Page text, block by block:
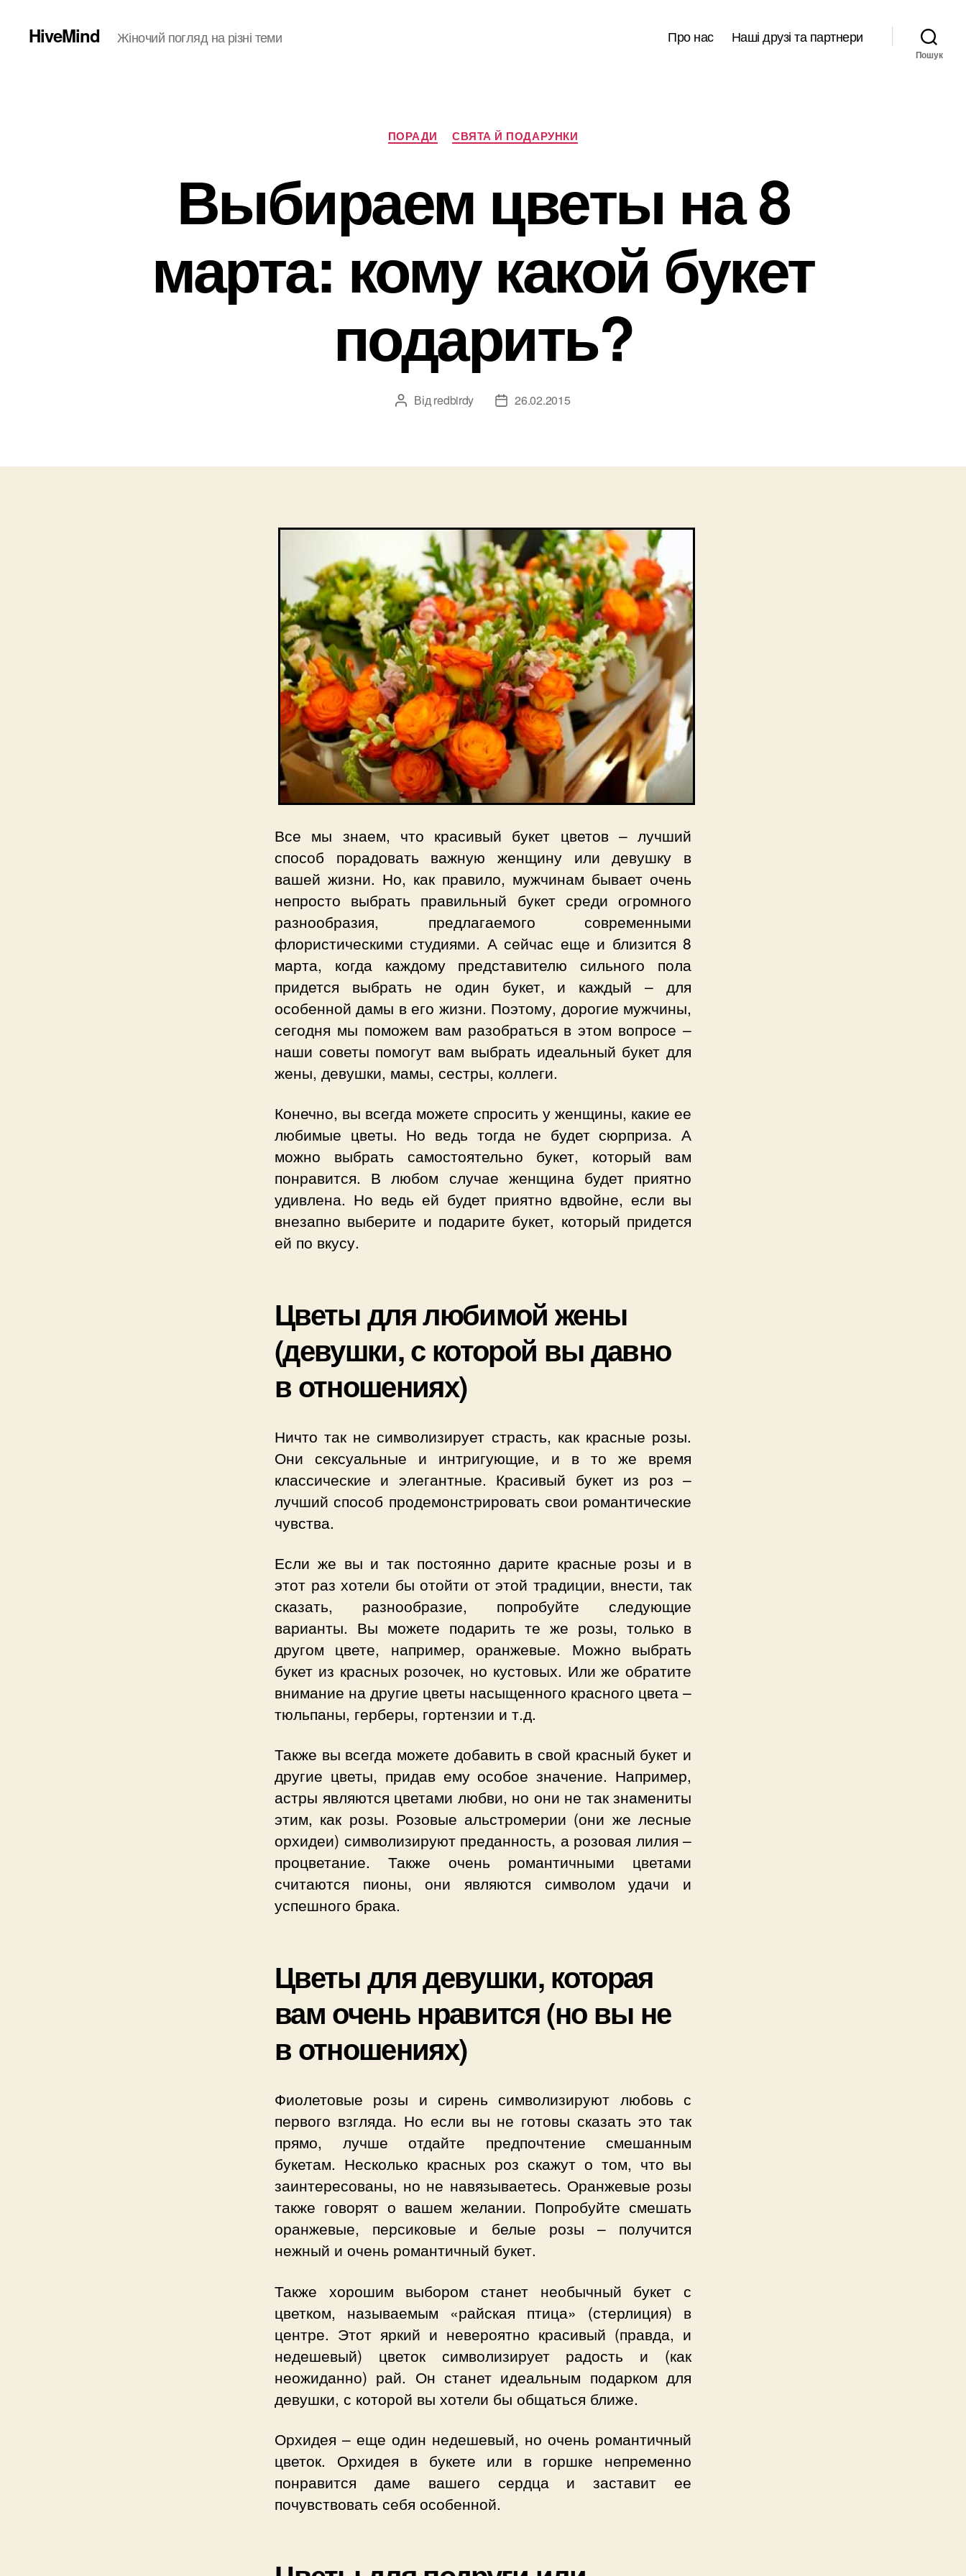
HiveMind Жіночий погляд на різні теми Про нас Наші друзі та партнери
Пошук
Категорії
ПОРАДИ СВЯТА Й ПОДАРУНКИ
Выбираем цветы на 8
марта: кому какой букет
подарить?
Автор
Від redbirdy
Дата26.02.2015
Все мы знаем, что красивый букет цветов – лучший
способ порадовать важную женщину или девушку в
вашей жизни. Но, как правило, мужчинам бывает очень
непросто выбрать правильный букет среди огромного
разнообразия, предлагаемого современными
флористическими студиями. А сейчас еще и близится 8
марта, когда каждому представителю сильного пола
придется выбрать не один букет, и каждый – для
особенной дамы в его жизни. Поэтому, дорогие мужчины,
сегодня мы поможем вам разобраться в этом вопросе –
наши советы помогут вам выбрать идеальный букет для
жены, девушки, мамы, сестры, коллеги.
Конечно, вы всегда можете спросить у женщины, какие ее
любимые цветы. Но ведь тогда не будет сюрприза. А
можно выбрать самостоятельно букет, который вам
понравится. В любом случае женщина будет приятно
удивлена. Но ведь ей будет приятно вдвойне, если вы
внезапно выберите и подарите букет, который придется
ей по вкусу.
Цветы для любимой жены
(девушки, с которой вы давно
в отношениях)
Ничто так не символизирует страсть, как красные розы.
Они сексуальные и интригующие, и в то же время
классические и элегантные. Красивый букет из роз –
лучший способ продемонстрировать свои романтические
чувства.
Если же вы и так постоянно дарите красные розы и в
этот раз хотели бы отойти от этой традиции, внести, так
сказать, разнообразие, попробуйте следующие
варианты. Вы можете подарить те же розы, только в
другом цвете, например, оранжевые. Можно выбрать
букет из красных розочек, но кустовых. Или же обратите
внимание на другие цветы насыщенного красного цвета –
тюльпаны, герберы, гортензии и т.д.
Также вы всегда можете добавить в свой красный букет и
другие цветы, придав ему особое значение. Например,
астры являются цветами любви, но они не так знамениты
этим, как розы. Розовые альстромерии (они же лесные
орхидеи) символизируют преданность, а розовая лилия –
процветание. Также очень романтичными цветами
считаются пионы, они являются символом удачи и
успешного брака.
Цветы для девушки, которая
вам очень нравится (но вы не
в отношениях)
Фиолетовые розы и сирень символизируют любовь с
первого взгляда. Но если вы не готовы сказать это так
прямо, лучше отдайте предпочтение смешанным
букетам. Несколько красных роз скажут о том, что вы
заинтересованы, но не навязываетесь. Оранжевые розы
также говорят о вашем желании. Попробуйте смешать
оранжевые, персиковые и белые розы – получится
нежный и очень романтичный букет.
Также хорошим выбором станет необычный букет с
цветком, называемым «райская птица» (стерлиция) в
центре. Этот яркий и невероятно красивый (правда, и
недешевый) цветок символизирует радость и (как
неожиданно) рай. Он станет идеальным подарком для
девушки, с которой вы хотели бы общаться ближе.
Орхидея – еще один недешевый, но очень романтичный
цветок. Орхидея в букете или в горшке непременно
понравится даме вашего сердца и заставит ее
почувствовать себя особенной.